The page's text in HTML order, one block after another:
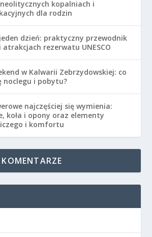
kopalniach i
dla rodzin
dzień: praktyczny przewodnik
rezerwatu UNESCO
w Kalwarii Zebrzydowskiej: co
noclegu i pobytu?
najczęściej się wymienia:
koła i opony oraz elementy
i komfortu